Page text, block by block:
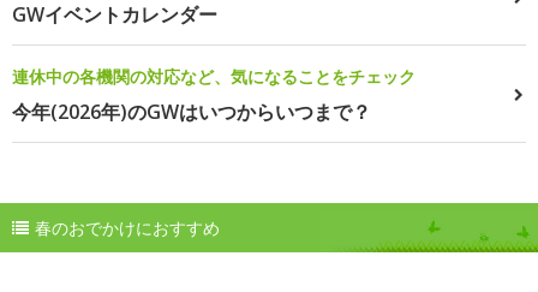
GWイベントカレンダー
連休中の各機関の対応など、気になることをチェック
今年(2026年)のGWはいつからいつまで？
春のおでかけにおすすめ